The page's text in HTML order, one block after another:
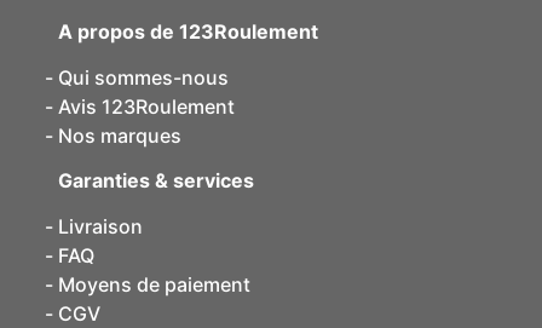
A propos de 123Roulement
Qui sommes-nous
Avis 123Roulement
Nos marques
Garanties & services
Livraison
FAQ
Moyens de paiement
CGV